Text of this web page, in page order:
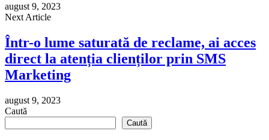
august 9, 2023
Next Article
Într-o lume saturată de reclame, ai acces
direct la atenția clienților prin SMS
Marketing
august 9, 2023
Caută
Caută